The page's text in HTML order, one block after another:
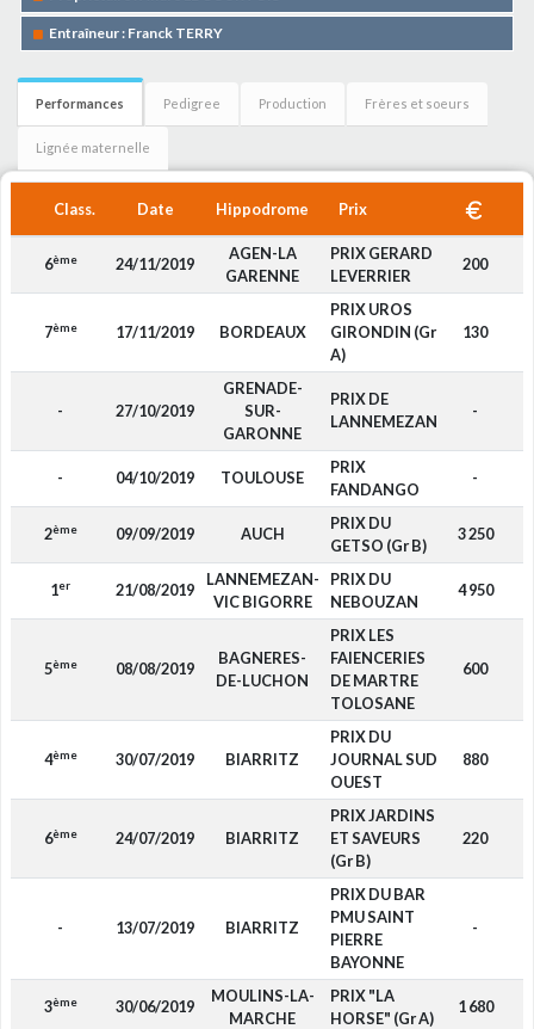
Entraîneur : Franck TERRY
Performances Pedigree Production Frères et soeurs
Lignée maternelle
Class. Date Hippodrome Prix
6ème 24/11/2019
AGEN-LA
GARENNE
PRIX GERARD
LEVERRIER
200
7ème 17/11/2019 BORDEAUX
PRIX UROS
GIRONDIN (Gr
A)
130
- 27/10/2019
GRENADE-
SUR-
GARONNE
PRIX DE
LANNEMEZAN
-
- 04/10/2019 TOULOUSE
PRIX
FANDANGO
-
2ème 09/09/2019 AUCH
PRIX DU
GETSO (Gr B)
3 250
1er 21/08/2019
LANNEMEZAN-
VIC BIGORRE
PRIX DU
NEBOUZAN
4 950
5ème 08/08/2019
BAGNERES-
DE-LUCHON
PRIX LES
FAIENCERIES
DE MARTRE
TOLOSANE
600
4ème 30/07/2019 BIARRITZ
PRIX DU
JOURNAL SUD
OUEST
880
6ème 24/07/2019 BIARRITZ
PRIX JARDINS
ET SAVEURS
(Gr B)
220
- 13/07/2019 BIARRITZ
PRIX DU BAR
PMU SAINT
PIERRE
BAYONNE
-
3ème 30/06/2019
MOULINS-LA-
MARCHE
PRIX "LA
HORSE" (Gr A)
1 680